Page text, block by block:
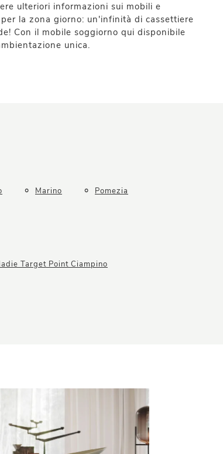
ulteriori informazioni sui mobili e
la zona giorno: un'infinità di cassettiere
Con il mobile soggiorno qui disponibile
unica.
Marino Pomezia
Target Point Ciampino